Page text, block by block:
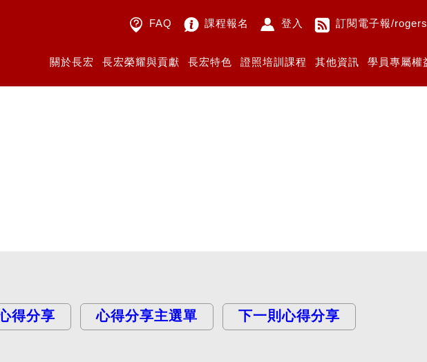
學員專屬權
其他資訊
證照培訓課程
長宏特色
長宏榮耀與貢獻
關於長宏
訂閱電子報/
登入
課程報名
FAQ
得分享 心得分享主選單 下一則心得分享